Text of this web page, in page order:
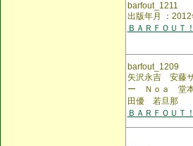
barfout_1211
出版年月 ：
ＢＡＲＦＯＵ
barfout_1209
矢沢永吉 安藤
ー Ｎｏａ 堂
田優 若旦那
ＢＡＲＦＯＵ